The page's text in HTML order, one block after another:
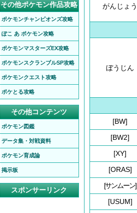
がんじょう
ぼうじん
[BW]
[BW2]
[XY]
[ORAS]
[サンムーン]
[USUM]
その他ポケモン作品攻略
ポケモンチャンピオンズ攻略
ぽこ あ ポケモン攻略
ポケモンマスターズEX攻略
ポケモンスクランブルSP攻略
ポケモンクエスト攻略
ポケとる攻略
その他コンテンツ
ポケモン図鑑
データ集・対戦資料
ポケモン育成論
掲示板
スポンサーリンク